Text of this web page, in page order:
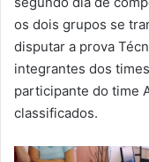
os dois grupos se
disputar a prova
integrantes dos
participante do time
classificados.